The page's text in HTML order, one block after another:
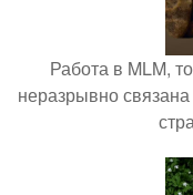
Работа в MLM,
неразрывно связана